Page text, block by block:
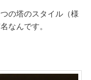
の塔のスタイル（様
なんです。